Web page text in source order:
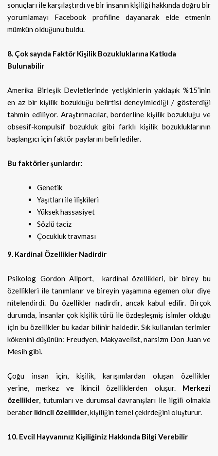
sonuçları ile karşılaştırdı ve bir insanın kişiliği hakkında doğru bir
yorumlamayı Facebook profiline dayanarak elde etmenin
mümkün olduğunu buldu.
8. Çok sayıda Faktör Kişilik Bozukluklarına Katkıda
Bulunabilir
Amerika Birleşik Devletlerinde yetişkinlerin yaklaşık %15’inin
en az bir kişilik bozukluğu belirtisi deneyimlediği / gösterdiği
tahmin ediliyor. Araştırmacılar, borderline kişilik bozukluğu ve
obsesif-kompulsif bozukluk gibi farklı kişilik bozukluklarının
başlangıcı için faktör paylarını belirlediler.
Bu faktörler şunlardır:
Genetik
Yaşıtları ile ilişkileri
Yüksek hassasiyet
Sözlü taciz
Çocukluk travması
9. Kardinal Özellikler Nadirdir
Psikolog Gordon Allport, kardinal özellikleri, bir birey bu
özellikleri ile tanımlanır ve bireyin yaşamına egemen olur diye
nitelendirdi. Bu özellikler nadirdir, ancak kabul edilir. Birçok
durumda, insanlar çok kişilik türü ile özdeşleşmiş isimler olduğu
için bu özellikler bu kadar bilinir haldedir. Sık kullanılan terimler
kökenini düşünün: Freudyen, Makyavelist, narsizm Don Juan ve
Mesih gibi.
Çoğu insan için, kişilik, karışımlardan oluşan özellikler
yerine, merkez ve ikincil özelliklerden oluşur. Merkezi
özellikler, tutumları ve durumsal davranışları ile ilgili olmakla
beraber ikincil özellikler, kişiliğin temel çekirdeğini oluşturur.
10. Evcil Hayvanınız Kişiliğiniz Hakkında Bilgi Verebilir